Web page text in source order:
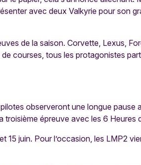
avec deux Valkyrie pour son
de la saison. Corvette, Lexus,
courses, tous les protagonistes
observeront une longue pause
épreuve avec les 6 Heures
15 juin. Pour l’occasion, les LMP2